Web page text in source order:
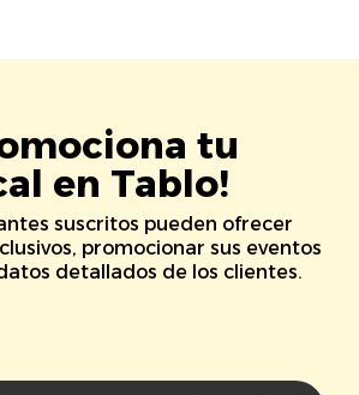
tu
en Tablo!
suscritos pueden ofrecer
promocionar sus eventos
detallados de los clientes.